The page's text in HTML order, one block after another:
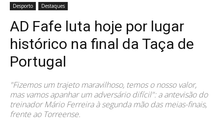
Desporto Destaques
AD Fafe luta hoje por lugar
histórico na final da Taça de
Portugal
"Fizemos um trajeto maravilhoso, temos o nosso valor,
mas vamos apanhar um adversário difícil": a antevisão do
treinador Mário Ferreira à segunda mão das meias-finais,
frente ao Torreense.